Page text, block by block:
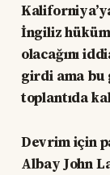
İngiliz
olacağını
girdi ama bu
toplantıda
Devrim için
Albay John